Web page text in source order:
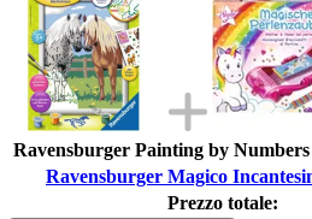
Ravensburger Painting by
Ravensburger Magico
Prezzo totale: